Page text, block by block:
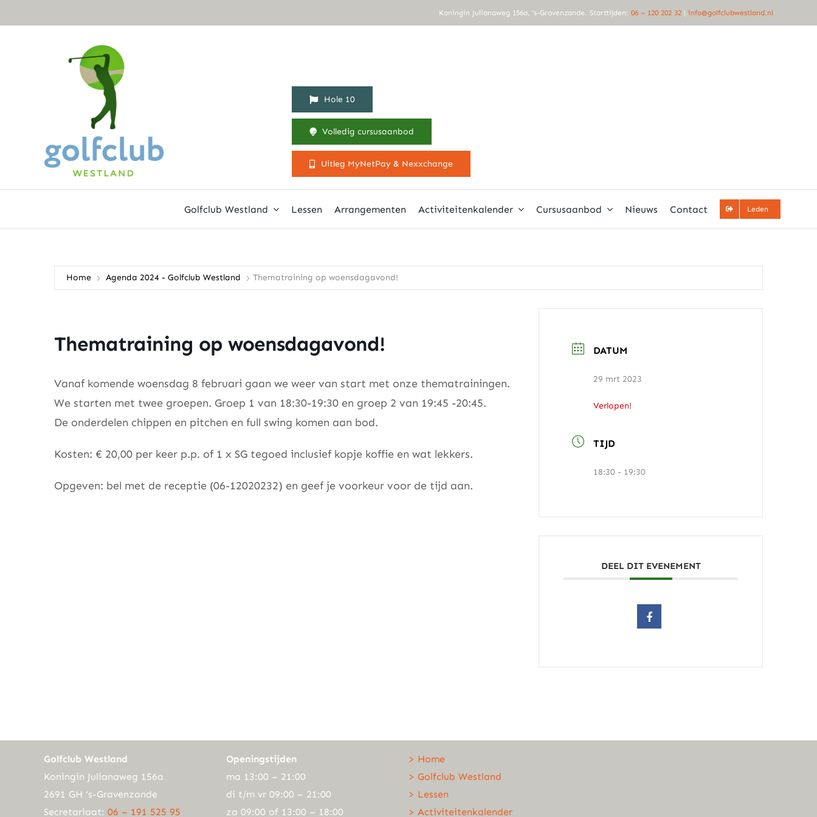
naar
Koningin Julianaweg 156a, ‘s-Gravenzande. Starttijden:06 – 120 202 32 |info@golfclubwestland.nl
Hole 10
Volledig cursusaanbod
Uitleg MyNetPay & Nexxchange
Golfclub Westland Lessen Arrangementen Activiteitenkalender Cursusaanbod Nieuws Contact Leden
Home Agenda 2024 - Golfclub Westland Thematraining op woensdagavond!
Thematraining op woensdagavond!
Vanaf komende woensdag 8 februari gaan we weer van start met onze thematrainingen.
We starten met twee groepen. Groep 1 van 18:30-19:30 en groep 2 van 19:45 -20:45.
De onderdelen chippen en pitchen en full swing komen aan bod.
Kosten: € 20,00 per keer p.p. of 1 x SG tegoed inclusief kopje koffie en wat lekkers.
Opgeven: bel met de receptie (06-12020232) en geef je voorkeur voor de tijd aan.
DATUM
29 mrt 2023
Verlopen!
TIJD
18:30 - 19:30
DEEL DIT EVENEMENT
Golfclub Westland
Koningin Julianaweg 156a
2691 GH ‘s-Gravenzande
Secretariaat: 06 – 191 525 95
Openingstijden
ma 13:00 – 21:00
di t/m vr 09:00 – 21:00
za 09:00 of 13:00 – 18:00
> Home
> Golfclub Westland
> Lessen
> Activiteitenkalender